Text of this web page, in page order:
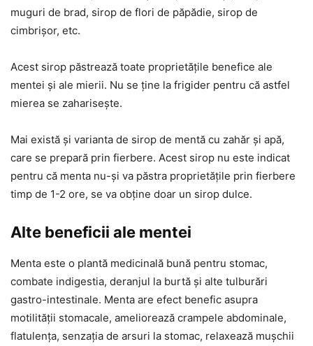
muguri de brad, sirop de flori de păpădie, sirop de
cimbrișor, etc.
Acest sirop păstrează toate proprietățile benefice ale
mentei și ale mierii. Nu se ține la frigider pentru că astfel
mierea se zaharisește.
Mai există și varianta de sirop de mentă cu zahăr și apă,
care se prepară prin fierbere. Acest sirop nu este indicat
pentru că menta nu-și va păstra proprietățile prin fierbere
timp de 1-2 ore, se va obține doar un sirop dulce.
Alte beneficii ale mentei
Menta este o plantă medicinală bună pentru stomac,
combate indigestia, deranjul la burtă și alte tulburări
gastro-intestinale. Menta are efect benefic asupra
motilității stomacale, ameliorează crampele abdominale,
flatulența, senzația de arsuri la stomac, relaxează mușchii